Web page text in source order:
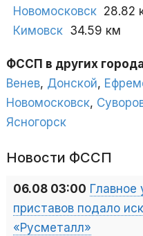
Новомосковск 28.82
Кимовск 34.59 км
ФССП в других
Венев, Донской,
Новомосковск,
Ясногорск
Новости ФССП
06.08 03:00 Главное
приставов подало
«Русметалл»